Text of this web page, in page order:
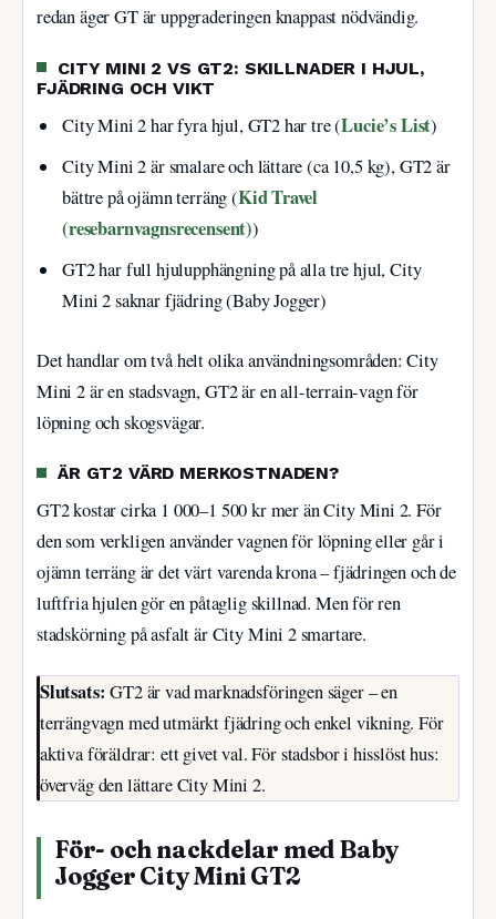
redan äger GT är uppgraderingen knappast nödvändig.
CITY MINI 2 VS GT2: SKILLNADER I HJUL,
FJÄDRING OCH VIKT
City Mini 2 har fyra hjul, GT2 har tre (Lucie’s List)
City Mini 2 är smalare och lättare (ca 10,5 kg), GT2 är
bättre på ojämn terräng (Kid Travel
(resebarnvagnsrecensent))
GT2 har full hjulupphängning på alla tre hjul, City
Mini 2 saknar fjädring (Baby Jogger)
Det handlar om två helt olika användningsområden: City
Mini 2 är en stadsvagn, GT2 är en all-terrain-vagn för
löpning och skogsvägar.
ÄR GT2 VÄRD MERKOSTNADEN?
GT2 kostar cirka 1 000–1 500 kr mer än City Mini 2. För
den som verkligen använder vagnen för löpning eller går i
ojämn terräng är det värt varenda krona – fjädringen och de
luftfria hjulen gör en påtaglig skillnad. Men för ren
stadskörning på asfalt är City Mini 2 smartare.
Slutsats: GT2 är vad marknadsföringen säger – en
terrängvagn med utmärkt fjädring och enkel vikning. För
aktiva föräldrar: ett givet val. För stadsbor i hisslöst hus:
överväg den lättare City Mini 2.
För- och nackdelar med Baby
Jogger City Mini GT2